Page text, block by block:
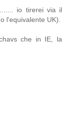
io tirerei via il
l'equivalente UK).
che in IE, la